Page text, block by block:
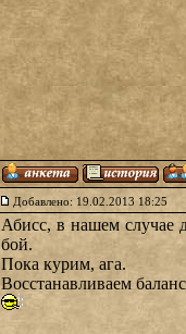
Добавлено: 19.02.2013 18:25
Абисс, в нашем случае
бой.
Пока курим, ага.
Восстанавливаем